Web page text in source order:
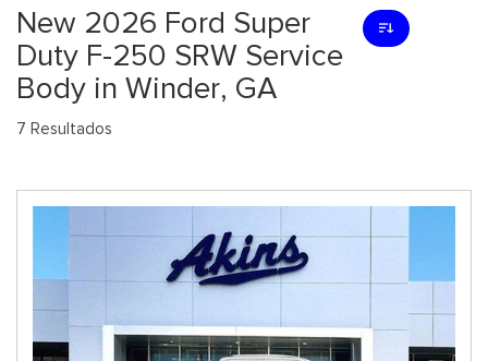
New 2026 Ford Super
Duty F-250 SRW Service
Body in Winder, GA
7 Resultados